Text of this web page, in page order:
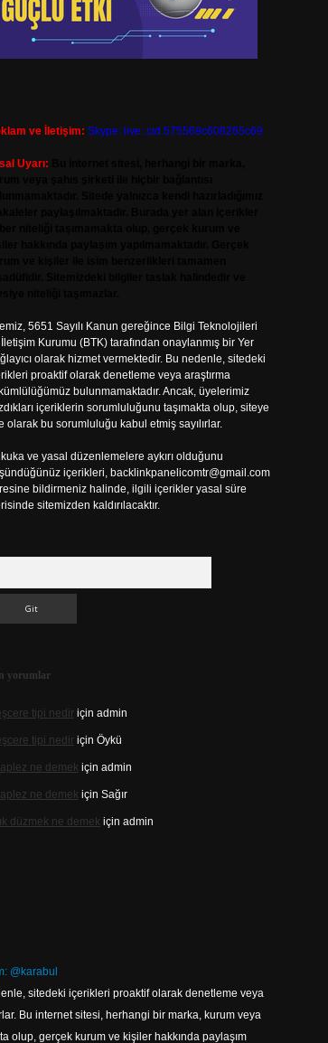
ve İletişim: Skype: live:.cid.575569c608265c69
Uyarı:
5651 Sayılı Kanun gereğince Bilgi Teknolojileri
Kurumu (BTK) tarafından onaylanmış bir Yer
olarak hizmet vermektedir. Bu nedenle, sitedeki
proaktif olarak denetleme veya araştırma
bulunmamaktadır. Ancak, üyelerimiz
içeriklerin sorumluluğunu taşımakta olup, siteye
olarak bu sorumluluğu kabul etmiş sayılırlar.
ve yasal düzenlemelere aykırı olduğunu
içerikleri, backlinkpanelicomtr@gmail.com
bildirmeniz halinde, ilgili içerikler yasal süre
sitemizden kaldırılacaktır.
yorumlar
tipi nediriçin admin
tipi nediriçin Öykü
ne demek için admin
ne demek için Sağır
düzmek ne demek için admin
@karabul
sitedeki içerikleri proaktif olarak denetleme veya
Bu internet sitesi, herhangi bir marka, kurum veya
olup, gerçek kurum ve kişiler hakkında paylaşım